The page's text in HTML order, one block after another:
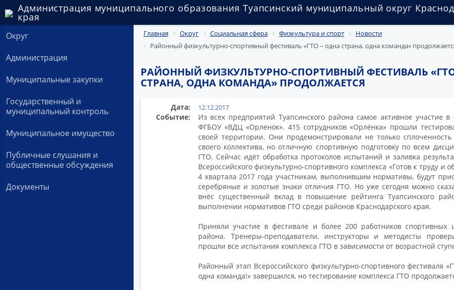
Администрация муниципального образования Туапсинский муниципальный округ
края
Округ
Администрация
Муниципальные закупки
Государственный и
муниципальный контроль
Муниципальное имущество
Публичные слушания и
общественные обсуждения
Документы
Главная Округ Социальная сфера Физкультура и спорт
Новости
Районный физкультурно-спортивный фестиваль «ГТО – одна страна, одна команда»
РАЙОННЫЙ ФИЗКУЛЬТУРНО-СПОРТИВНЫЙ ФЕСТИВАЛЬ
СТРАНА, ОДНА КОМАНДА» ПРОДОЛЖАЕТСЯ
Дата: 12.12.2017
Событие:
Из всех предприятий Туапсинского района самое активное участие
ФГБОУ «ВДЦ «Орленок». 415 сотрудников «Орлёнка» прошли
своей территории. Они продемонстрировали не только
своего коллектива, но отличную спортивную подготовку по всем
ГТО. Сейчас идёт обработка протоколов испытаний и заливка
Всероссийского физкультурно-спортивного комплекса «Готов к труду и
4 квартала 2017 года участникам, выполнившим нормативы, будут
серебряные и золотые знаки отличия ГТО. Но уже сегодня можно
внёс существенный вклад в повышение рейтинга Туапсинского
выполнении нормативов ГТО среди районов Краснодарского края.
Приняли участие в фестивале и более 200 работников спортивных
района. Тренеры-преподаватели, инструкторы и методисты
прошли все испытания комплекса ГТО в зависимости от возрастной
Районный этап Всероссийского физкультурно-спортивного фестиваля
одна команда!» завершился, но тестирование комплекса ГТО